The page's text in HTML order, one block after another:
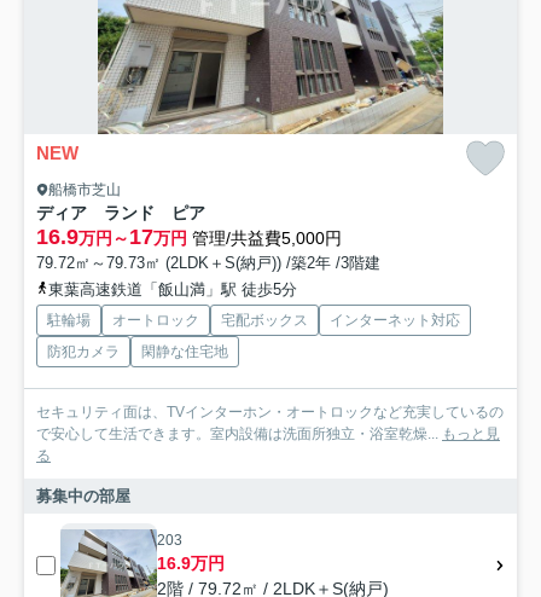
NEW
船橋市芝山
ディア ランド ピア
16.9万円～17万円 管理/共益費5,000円
79.72㎡～79.73㎡ (2LDK＋S(納戸)) /築2年 /3階建
東葉高速鉄道「飯山満」駅 徒歩5分
駐輪場 オートロック 宅配ボックス
インターネット対応
防犯カメラ
閑静な住宅地
セキュリティ面は、TVインターホン・オートロックなど充実しているの
で安心して生活できます。室内設備は洗面所独立・浴室乾燥... もっと見
る
募集中の部屋
203
16.9万円
2階 / 79.72㎡ / 2LDK＋S(納戸)